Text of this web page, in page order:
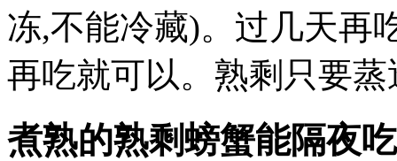
冻,不能冷藏)。过几天再
再吃就可以。熟剩只要
煮熟的熟剩螃蟹能隔夜